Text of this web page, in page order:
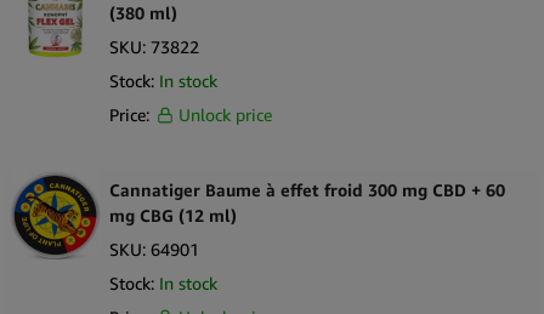
(380 ml)
SKU: 73822
Stock: In stock
Price:
Unlock price
Cannatiger Baume à effet froid 300 mg CBD + 60
mg CBG (12 ml)
SKU: 64901
Stock: In stock